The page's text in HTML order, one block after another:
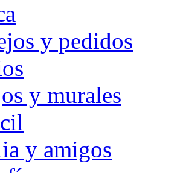
y pedidos
y murales
y amigos